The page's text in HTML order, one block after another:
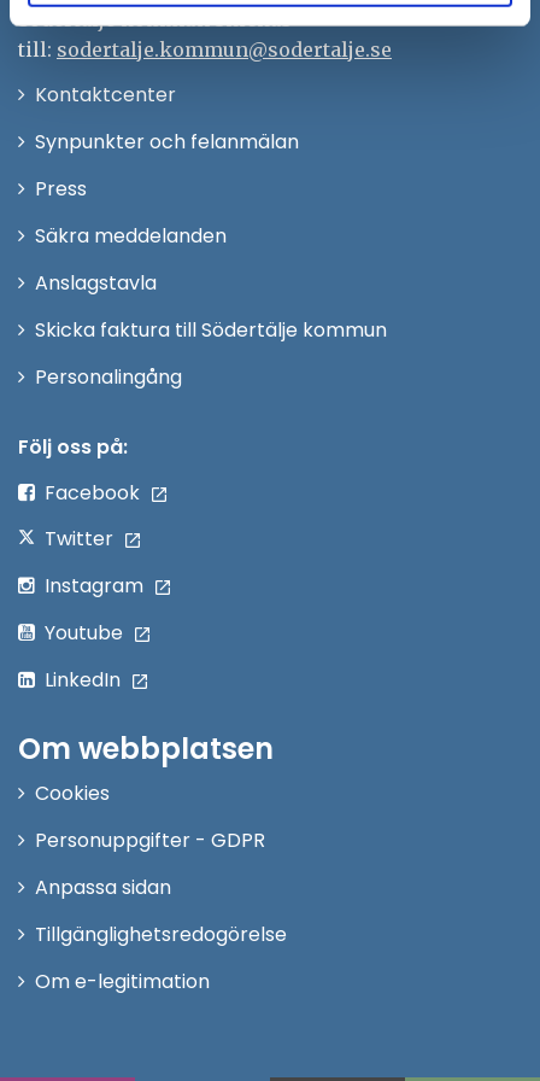
Södertälje kommun skickas
till: sodertalje.kommun@sodertalje.se
KontaktcenterÖppna
Synpunkter och felanmälan
Press
fönster
Säkra meddelanden
Anslagstavla
Skicka faktura till Södertälje kommun
PersonalingångÖppna
Följ oss på:
Facebook
Twitter
Instagram
Youtube
LinkedIn
Om webbplatsen
Cookies
Personuppgifter - GDPR
Anpassa sidan
Tillgänglighetsredogörelse
Om e-legitimation